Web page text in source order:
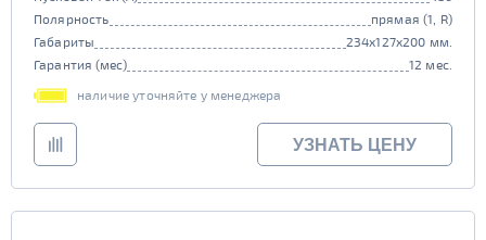
Полярность
прямая (1, R)
Габариты
234x127x200 мм.
Гарантия (мес)
12 мес.
наличие уточняйте у менеджера
УЗНАТЬ ЦЕНУ